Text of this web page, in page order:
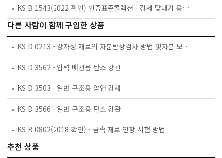
KS B 1543(2022 확인) 인증표준콜렉션 - 강제 맞대기 용접식 관이음쇠
다른 사람이 함께 구입한 상품
KS D 0213 - 강자성 재료의 자분탐상검사 방법 및자분 모양의 분류
KS D 3562 - 압력 배관용 탄소 강관
KS D 3503 - 일반 구조용 압연 강재
KS D 3566 - 일반 구조용 탄소 강관
KS B 0802(2018 확인) - 금속 재료 인장 시험 방법
추천 상품